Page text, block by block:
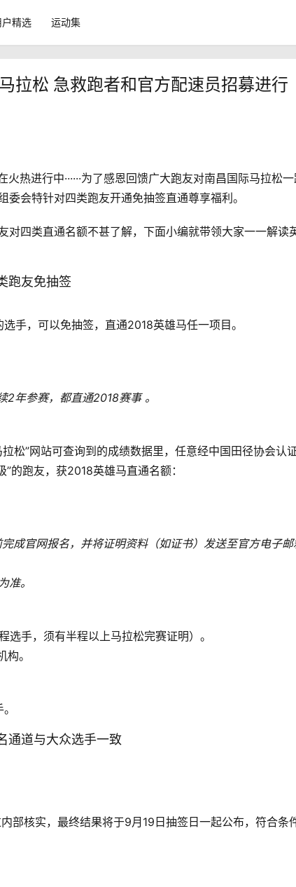
户精选 运动集
拉松 急救跑者和官方配速员招募进行
热进行中······为了感恩回馈广大跑友对南昌国际马拉松
会特针对四类跑友开通免抽签直通尊享福利。
对四类直通名额不甚了解，下面小编就带领大家一一解读
跑友免抽签
手，可以免抽签，直通2018英雄马任一项目。
年参赛，都直通2018赛事 。
松”网站可查询到的成绩数据里，任意经中国田径协会认
的跑友，获2018英雄马直通名额：
成官网报名，并将证明资料（如证书）发送至官方电子邮
准。
手，须有半程以上马拉松完赛证明）。
构。
通道与大众选手一致
部核实，最终结果将于9月19日抽签日一起公布，符合条